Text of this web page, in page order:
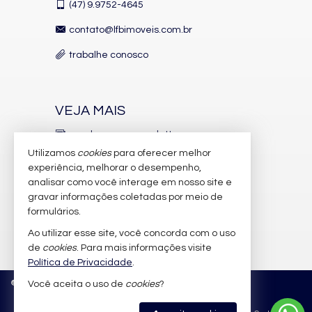
fotos em alta resolução e agendamento de visita exclusiva.
Características do Imóvel
Internet / WiFi
Infra para Ar Split
Andar Alto
Vista Mar
Acabamento em Gesso
Fechadura Eletrônica
Área de Serviço
Dependência de Empregada
Living
Sacada / Varanda
(47) 9.9752-4645
contato@lfbimoveis.com.br
trabalhe conosco
VEJA MAIS
receba nosso newsletter
indicadores financeiros
cadastre seu imóvel
imóveis favoritos
mapa de imóveis
© 2026 CRECI/SC 6.388-J Política de Privacidade
Utilizamos cookiespara oferecer melhor
experiência, melhorar o desempenho,
analisar como você interage em nosso site e
gravar informações coletadas por meio de
formulários.
Ao utilizar esse site, você concorda com o uso
de cookies. Para mais informações visite
Política de Privacidade.
Você aceita o uso de cookies?